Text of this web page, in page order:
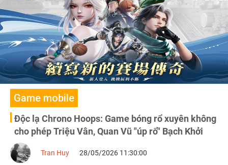
Game mobile
Độc lạ Chrono Hoops: Game bóng rổ xuyên không
cho phép Triệu Vân, Quan Vũ "úp rổ" Bạch Khởi
Tran Huy 28/05/2026 11:30:00